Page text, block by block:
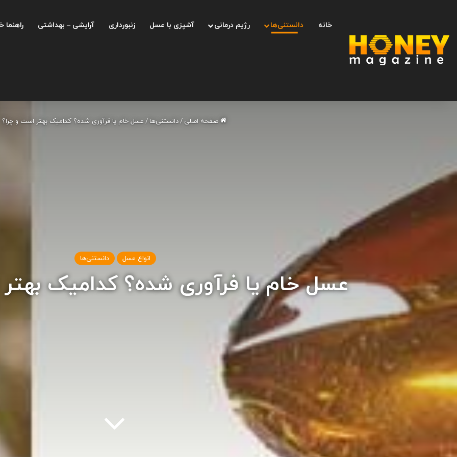
خانه دانستنی‌ها رژیم درمانی آشپزی با عسل زنبورداری آرایشی – بهداشتی راهنما
صفحه اصلی /دانستنی‌ها/ عسل خام یا فرآوری شده؟ کدامیک بهتر است و چرا؟
انواع عسل دانستنی‌ها
عسل خام یا فرآوری شده؟ کدامیک